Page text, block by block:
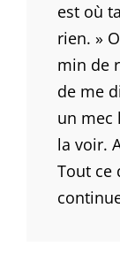
est où
rien. »
min de
de me
un mec
la voir.
Tout ce